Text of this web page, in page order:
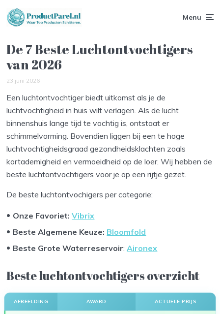
Menu
De 7 Beste Luchtontvochtigers
van 2026
23 juni 2026
Een luchtontvochtiger biedt uitkomst als je de
luchtvochtigheid in huis wilt verlagen. Als de lucht
binnenshuis lange tijd te vochtig is, ontstaat er
schimmelvorming. Bovendien liggen bij een te hoge
luchtvochtigheidsgraad gezondheidsklachten zoals
kortademigheid en vermoeidheid op de loer. Wij hebben de
beste luchtontvochtigers voor je op een rijtje gezet.
De beste luchtontvochigers per categorie:
Onze Favoriet:Vibrix
Beste Algemene Keuze: Bloomfold
Beste Grote Waterreservoir:Aironex
Beste luchtontvochtigers overzicht
AFBEELDING AWARD ACTUELE PRIJS